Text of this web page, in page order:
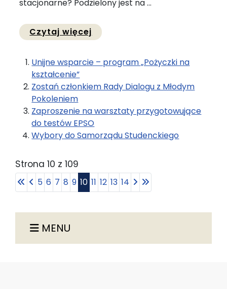
MENU
stacjonarne? Podzielony jest na ...
Czytaj więcej Przejdź do pełnej
Unijne wsparcie – program „Pożyczki na
kształcenie”
Zostań członkiem Rady Dialogu z Młodym
Pokoleniem
Zaproszenie na warsztaty przygotowujące
do testów EPSO
Wybory do Samorządu Studenckiego
Strona 10 z 109
5 6 7 8 9 10 11 12 13 14